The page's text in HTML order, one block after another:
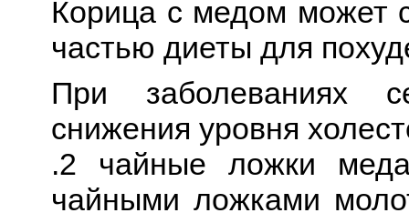
Корица с медом может
частью диеты для
При заболеваниях
снижения уровня
.2 чайные ложки
чайными ложками